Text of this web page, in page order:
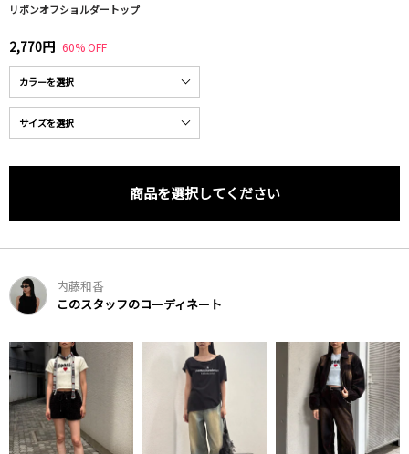
リボンオフショルダートップ
2,770円 60% OFF
商品を選択してください
内藤和香
このスタッフのコーディネート